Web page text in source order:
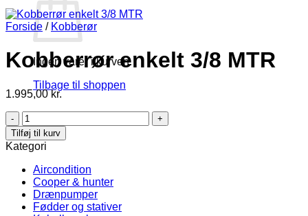
Ingen varer i kurven.
Tilbage til shoppen
Forside / Kobberør
Kobberrør enkelt 3/8 MTR
1.995,00kr.
Kobberrør
enkelt
3/8
MTR
antal
Tilføj til kurv
Kategori
Aircondition
Cooper & hunter
Drænpumper
Fødder og stativer